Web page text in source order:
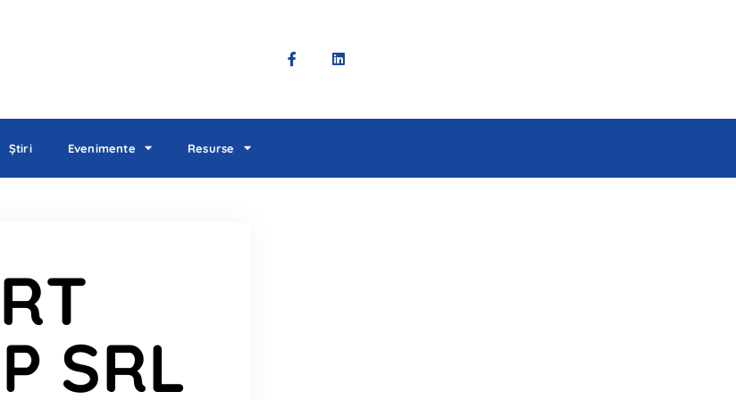
Știri Evenimente Resurse
SRL